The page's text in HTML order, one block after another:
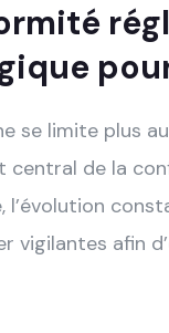
se limite plus
central de la
l’évolution
vigilantes afin